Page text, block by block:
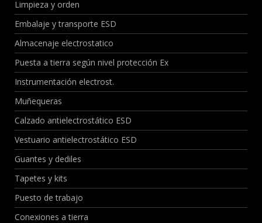
Limpieza y orden
Embalaje y transporte ESD
Almacenaje electrostatico
Puesta a tierra según nivel protección Ex
Instrumentación electrost.
Muñequeras
Calzado antielectrostático ESD
Vestuario antielectrostático ESD
Guantes y dediles
Tapetes y kits
Puesto de trabajo
Conexiones a tierra